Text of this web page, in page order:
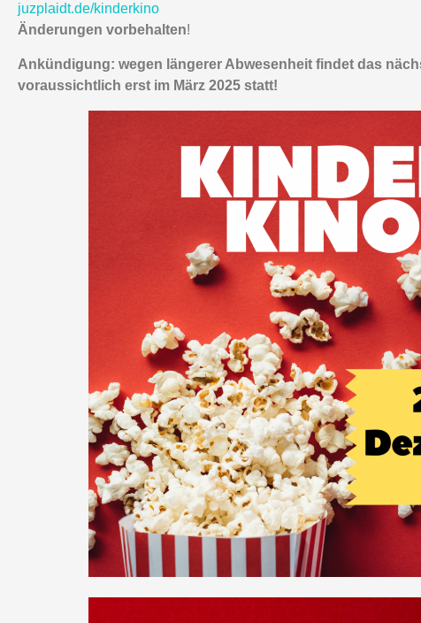
juzplaidt.de/kinderkino
Änderungen vorbehalten!
Ankündigung: wegen längerer Abwesenheit findet das
voraussichtlich erst im März 2025 statt!